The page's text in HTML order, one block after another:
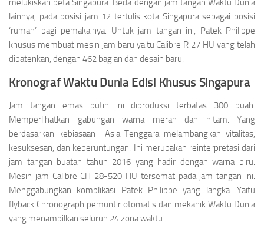
melukiskan peta Singapura. Beda dengan jam tangan Waktu Dunia
lainnya, pada posisi jam 12 tertulis kota Singapura sebagai posisi
‘rumah’ bagi pemakainya. Untuk jam tangan ini, Patek Philippe
khusus membuat mesin jam baru yaitu Calibre R 27 HU yang telah
dipatenkan, dengan 462 bagian dan desain baru.
Kronograf Waktu Dunia Edisi Khusus Singapura
Jam tangan emas putih ini diproduksi terbatas 300 buah.
Memperlihatkan gabungan warna merah dan hitam. Yang
berdasarkan kebiasaan Asia Tenggara melambangkan vitalitas,
kesuksesan, dan keberuntungan. Ini merupakan reinterpretasi dari
jam tangan buatan tahun 2016 yang hadir dengan warna biru.
Mesin jam Calibre CH 28-520 HU tersemat pada jam tangan ini.
Menggabungkan komplikasi Patek Philippe yang langka. Yaitu
flyback Chronograph pemuntir otomatis dan mekanik Waktu Dunia
yang menampilkan seluruh 24 zona waktu.